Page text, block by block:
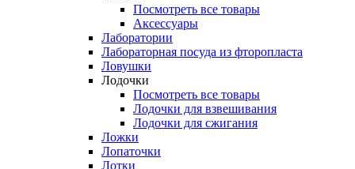
Посмотреть все товары
Аксессуары
Лаборатории
Лабораторная посуда из фторопласта
Ловушки
Лодочки
Посмотреть все товары
Лодочки для взвешивания
Лодочки для сжигания
Ложки
Лопаточки
Лотки